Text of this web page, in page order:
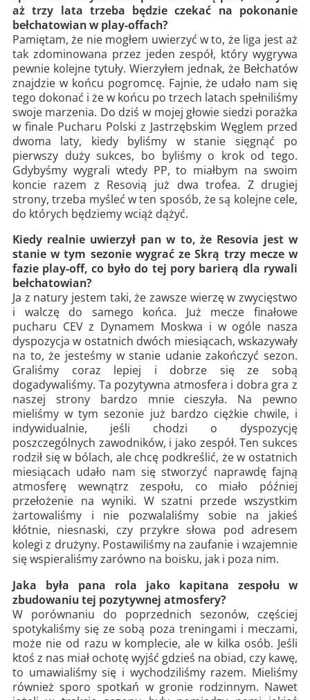
aż trzy lata trzeba będzie czekać na pokonanie
bełchatowian w play-offach?
Pamiętam, że nie mogłem uwierzyć w to, że liga jest aż
tak zdominowana przez jeden zespół, który wygrywa
pewnie kolejne tytuły. Wierzyłem jednak, że Bełchatów
znajdzie w końcu pogromcę. Fajnie, że udało nam się
tego dokonać i że w końcu po trzech latach spełniliśmy
swoje marzenia. Do dziś w mojej głowie siedzi porażka
w finale Pucharu Polski z Jastrzębskim Węglem przed
dwoma laty, kiedy byliśmy w stanie sięgnąć po
pierwszy duży sukces, bo byliśmy o krok od tego.
Gdybyśmy wygrali wtedy PP, to miałbym na swoim
koncie razem z Resovią już dwa trofea. Z drugiej
strony, trzeba myśleć w ten sposób, że są kolejne cele,
do których będziemy wciąż dążyć.
Kiedy realnie uwierzył pan w to, że Resovia jest w
stanie w tym sezonie wygrać ze Skrą trzy mecze w
fazie play-off, co było do tej pory barierą dla rywali
bełchatowian?
Ja z natury jestem taki, że zawsze wierzę w zwycięstwo
i walczę do samego końca. Już mecze finałowe
pucharu CEV z Dynamem Moskwa i w ogóle nasza
dyspozycja w ostatnich dwóch miesiącach, wskazywały
na to, że jesteśmy w stanie udanie zakończyć sezon.
Graliśmy coraz lepiej i dobrze się ze sobą
dogadywaliśmy. Ta pozytywna atmosfera i dobra gra z
naszej strony bardzo mnie cieszyła. Na pewno
mieliśmy w tym sezonie już bardzo ciężkie chwile, i
indywidualnie, jeśli chodzi o dyspozycję
poszczególnych zawodników, i jako zespół. Ten sukces
rodził się w bólach, ale chcę podkreślić, że w ostatnich
miesiącach udało nam się stworzyć naprawdę fajną
atmosferę wewnątrz zespołu, co miało później
przełożenie na wyniki. W szatni przede wszystkim
żartowaliśmy i nie pozwalaliśmy sobie na jakieś
kłótnie, niesnaski, czy przykre słowa pod adresem
kolegi z drużyny. Postawiliśmy na zaufanie i wzajemnie
się wspieraliśmy zarówno na boisku, jak i poza nim.
Jaka była pana rola jako kapitana zespołu w
zbudowaniu tej pozytywnej atmosfery?
W porównaniu do poprzednich sezonów, częściej
spotykaliśmy się ze sobą poza treningami i meczami,
może nie od razu w komplecie, ale w kilka osób. Jeśli
ktoś z nas miał ochotę wyjść gdzieś na obiad, czy kawę,
to umawialiśmy się i wychodziliśmy razem. Mieliśmy
również sporo spotkań w gronie rodzinnym. Nawet